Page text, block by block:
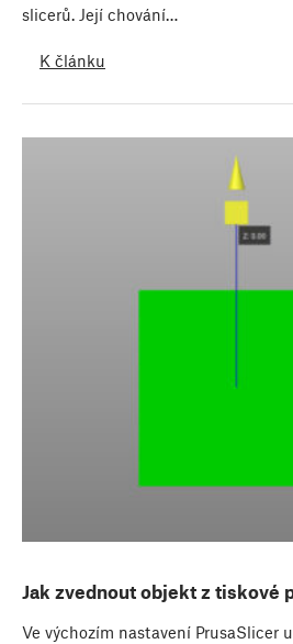
slicerů. Její chování…
K článku
Jak zvednout objekt z tiskové
Ve výchozím nastavení PrusaSlicer